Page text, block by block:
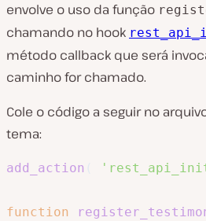
envolve o uso da função
chamando no hook
método callback que será
caminho for chamado.
Cole o código a seguir no
tema:
add_action
function